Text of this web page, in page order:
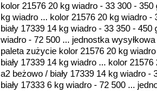
kolor 21576 20 kg wiadro - 33 300 - 350
kg wiadro ... kolor 21576 20 kg wiadro -
biały 17339 14 kg wiadro - 33 350 -
wiadro - 72 500 ... jednostka
paleta zużycie kolor 21576 20 kg
biały 17339 14 kg wiadro ... kolor
a2 beżowo / biały 17339 14 kg wiadro -
biały 17333 6 kg wiadro - 72 500 ...